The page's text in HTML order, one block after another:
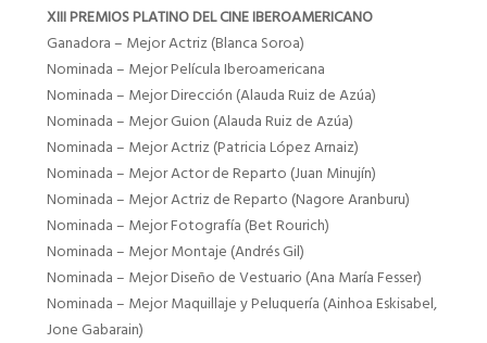
XIII PREMIOS PLATINO DEL CINE IBEROAMERICANO
Ganadora – Mejor Actriz (Blanca Soroa)
Nominada – Mejor Película Iberoamericana
Nominada – Mejor Dirección (Alauda Ruiz de Azúa)
Nominada – Mejor Guion (Alauda Ruiz de Azúa)
Nominada – Mejor Actriz (Patricia López Arnaiz)
Nominada – Mejor Actor de Reparto (Juan Minujín)
Nominada – Mejor Actriz de Reparto (Nagore Aranburu)
Nominada – Mejor Fotografía (Bet Rourich)
Nominada – Mejor Montaje (Andrés Gil)
Nominada – Mejor Diseño de Vestuario (Ana María Fesser)
Nominada – Mejor Maquillaje y Peluquería (Ainhoa Eskisabel,
Jone Gabarain)